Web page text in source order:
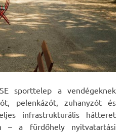
sporttelep a vendégeknek
pelenkázót, zuhanyzót és
infrastrukturális hátteret
– a fürdőhely nyitvatartási